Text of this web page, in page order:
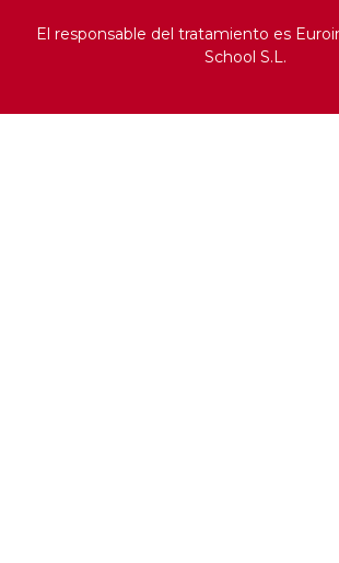
El responsable del tratamiento es
School S.L.